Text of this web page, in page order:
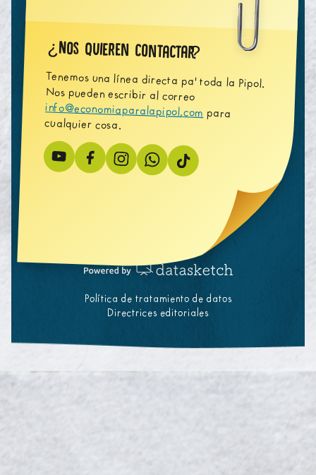
¿Nos quieren contactar?
Tenemos una línea directa pa' toda la Pipol.
Nos pueden escribir al correo
info@economiaparalapipol.com para
cualquier cosa.
Política de tratamiento de datos
Directrices editoriales